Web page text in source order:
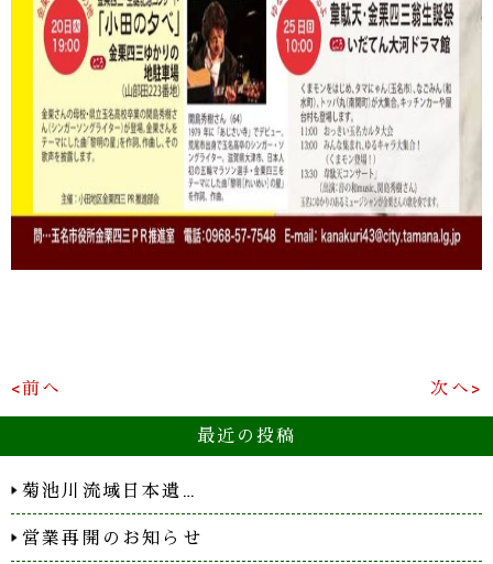
<前へ 次へ>
最近の投稿
菊池川流域日本遺…
営業再開のお知らせ